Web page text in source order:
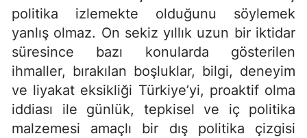
politika izlemekte olduğunu söylemek
yanlış olmaz. On sekiz yıllık uzun bir iktidar
süresince bazı konularda gösterilen
ihmaller, bırakılan boşluklar, bilgi, deneyim
ve liyakat eksikliği Türkiye’yi, proaktif olma
iddiası ile günlük, tepkisel ve iç politika
malzemesi amaçlı bir dış politika çizgisi